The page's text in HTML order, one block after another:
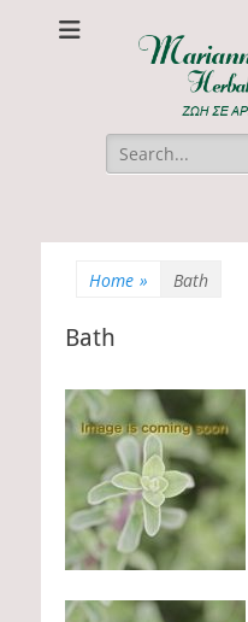
ΖΩΗ ΣΕ ΑΡΜΟΝΙΑ ΜΕ
Search
for:
Home » Bath
Bath